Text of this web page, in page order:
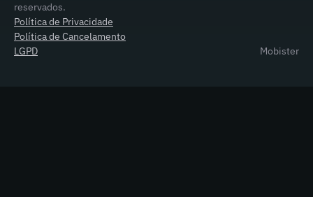
reservados.
Política de Privacidade
Política de Cancelamento
LGPD
Mobister